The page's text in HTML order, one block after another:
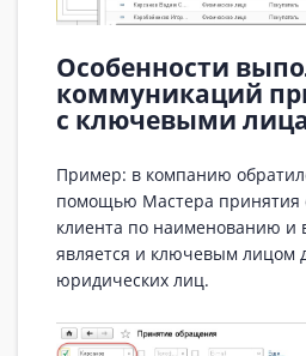
Особенности
коммуникаций
с ключевыми
Пример: в компанию
помощью Мастера
клиента по наименованию и
является и ключевым лицом
юридических лиц.